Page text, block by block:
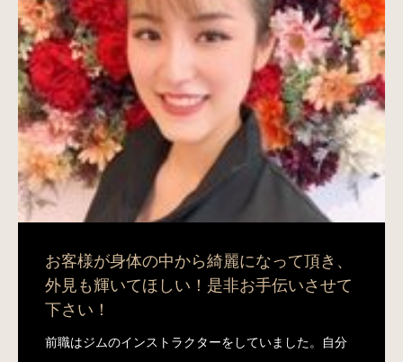
お客様が身体の中から綺麗になって頂き、
外見も輝いてほしい！是非お手伝いさせて
下さい！
前職はジムのインストラクターをしていました。自分